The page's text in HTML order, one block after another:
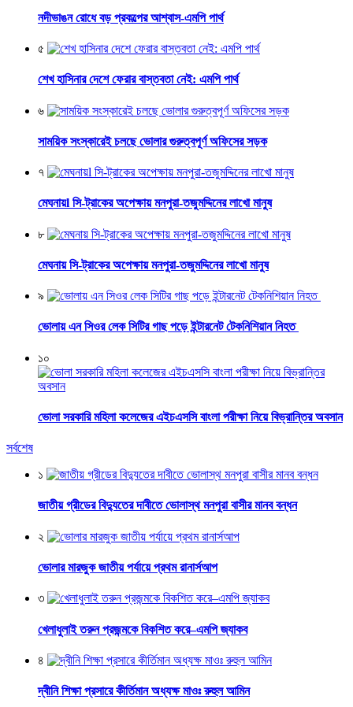
নদীভাঙন রোধে বড় প্রকল্পের আশ্বাস-এমপি পার্থ
৫
শেখ হাসিনার দেশে ফেরার বাস্তবতা নেই: এমপি পার্থ
৬
সাময়িক সংস্কারেই চলছে ভোলার গুরুত্বপূর্ণ অফিসের সড়ক
৭
মেঘনায়l সি-ট্রাকের অপেক্ষায় মনপুরা-তজুমদ্দিনের লাখো মানুষ
৮
মেঘনায় সি-ট্রাকের অপেক্ষায় মনপুরা-তজুমদ্দিনের লাখো মানুষ
৯
ভোলায় এন সিওর লেক সিটির গাছ পড়ে ইন্টারনেট টেকনিশিয়ান নিহত
১০
ভোলা সরকারি মহিলা কলেজের এইচএসসি বাংলা পরীক্ষা নিয়ে বিভ্রান্তির অবসান
সর্বশেষ
১
জাতীয় গ্রীডের বিদ্যুতের দাবীতে ভোলাস্থ মনপুরা বাসীর মানব বন্ধন
২
ভোলার মারজুক জাতীয় পর্যায়ে প্রথম রানার্সআপ
৩
খেলাধুলাই তরুন প্রজন্মকে বিকশিত করে–এমপি জ্যাকব
৪
দ্বীনি শিক্ষা প্রসারে কীর্তিমান অধ্যক্ষ মাওঃ রুহুল আমিন